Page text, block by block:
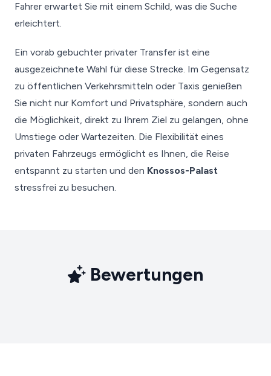
Fahrer erwartet Sie mit einem Schild, was die Suche
erleichtert.
Ein vorab gebuchter privater Transfer ist eine
ausgezeichnete Wahl für diese Strecke. Im Gegensatz
zu öffentlichen Verkehrsmitteln oder Taxis genießen
Sie nicht nur Komfort und Privatsphäre, sondern auch
die Möglichkeit, direkt zu Ihrem Ziel zu gelangen, ohne
Umstiege oder Wartezeiten. Die Flexibilität eines
privaten Fahrzeugs ermöglicht es Ihnen, die Reise
entspannt zu starten und den Knossos-Palast
stressfrei zu besuchen.
Bewertungen